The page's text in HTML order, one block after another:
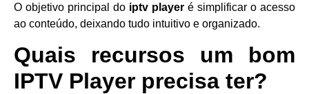
O objetivo principal do iptv player é simplificar o acesso
ao conteúdo, deixando tudo intuitivo e organizado.
Quais recursos um bom
IPTV Player precisa ter?